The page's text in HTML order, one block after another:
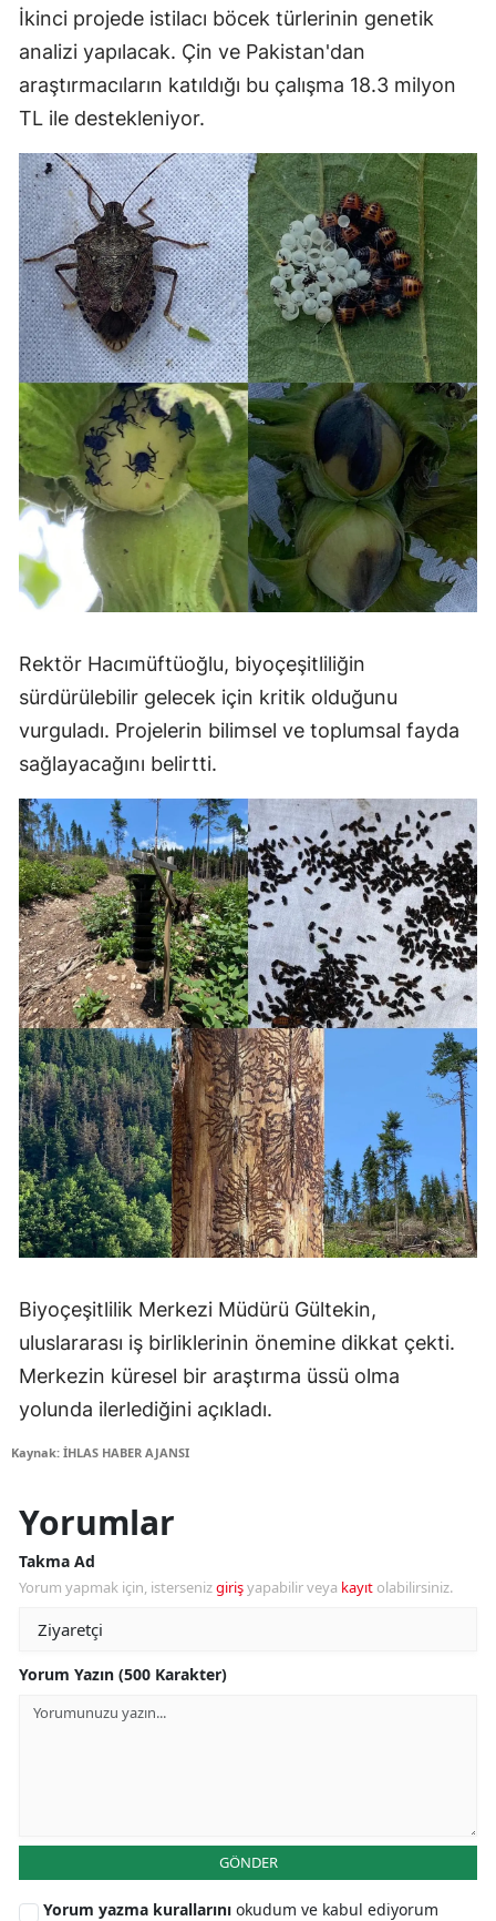
İkinci projede istilacı böcek türlerinin genetik
analizi yapılacak. Çin ve Pakistan'dan
araştırmacıların katıldığı bu çalışma 18.3 milyon
TL ile destekleniyor.
Rektör Hacımüftüoğlu, biyoçeşitliliğin
sürdürülebilir gelecek için kritik olduğunu
vurguladı. Projelerin bilimsel ve toplumsal fayda
sağlayacağını belirtti.
Biyoçeşitlilik Merkezi Müdürü Gültekin,
uluslararası iş birliklerinin önemine dikkat çekti.
Merkezin küresel bir araştırma üssü olma
yolunda ilerlediğini açıkladı.
Kaynak: İHLAS HABER AJANSI
Yorumlar
Takma Ad
Yorum yapmak için, istersenizgirişyapabilir veya kayıt olabilirsiniz.
Yorum Yazın (500 Karakter)
GÖNDER
Yorum yazma kurallarını okudum ve kabul ediyorum